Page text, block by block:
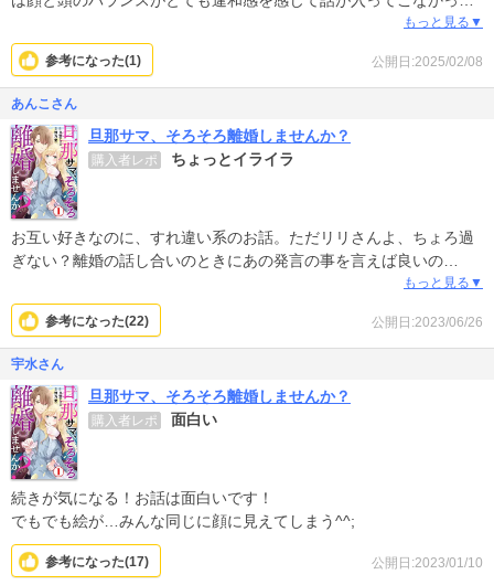
もっと見る▼
公開日:2025/02/08
参考になった(1)
あんこさん
旦那サマ、そろそろ離婚しませんか？
購入者レポ ちょっとイライラ
お互い好きなのに、すれ違い系のお話。ただリリさんよ、ちょろ過
ぎない？離婚の話し合いのときにあの発言の事を言えば良いの
に！！と思いながら読み、簡単に食事などにもついて行く。本気で
別れる気ないの周りにバレバレ。リリちゃんの性格ちょっと好きに
なれないわ。
そしてそれに気づかない旦那は人の気持ち解らない過ぎ。おそらく
復縁して終わるんだろうけど、どうなるんだろう。とはちょっと違
うイライラを抱えてしまいそうなお話です。
もっと見る▼
公開日:2023/06/26
参考になった(22)
宇水さん
旦那サマ、そろそろ離婚しませんか？
購入者レポ 面白い
続きが気になる！お話は面白いです！
でもでも絵が…みんな同じに顔に見えてしまう^^;
公開日:2023/01/10
参考になった(17)